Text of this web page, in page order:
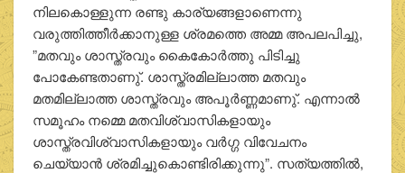
നിലകൊള്ളുന്ന രണ്ടു കാര്യങ്ങളാണെന്നു
വരുത്തിത്തീർക്കാനുള്ള ശ്രമത്തെ അമ്മ അപലപിച്ചു,
”മതവും ശാസ്ത്രവും കൈകോർത്തു പിടിച്ചു
പോകേണ്ടതാണു്. ശാസ്ത്രമില്ലാത്ത മതവും
മതമില്ലാത്ത ശാസ്ത്രവും അപൂർണ്ണമാണു്. എന്നാൽ
സമൂഹം നമ്മെ മതവിശ്വാസികളായും
ശാസ്ത്രവിശ്വാസികളായും വർഗ്ഗ വിവേചനം
ചെയ്യാൻ ശ്രമിച്ചുകൊണ്ടിരിക്കുന്നു”. സത്യത്തിൽ,